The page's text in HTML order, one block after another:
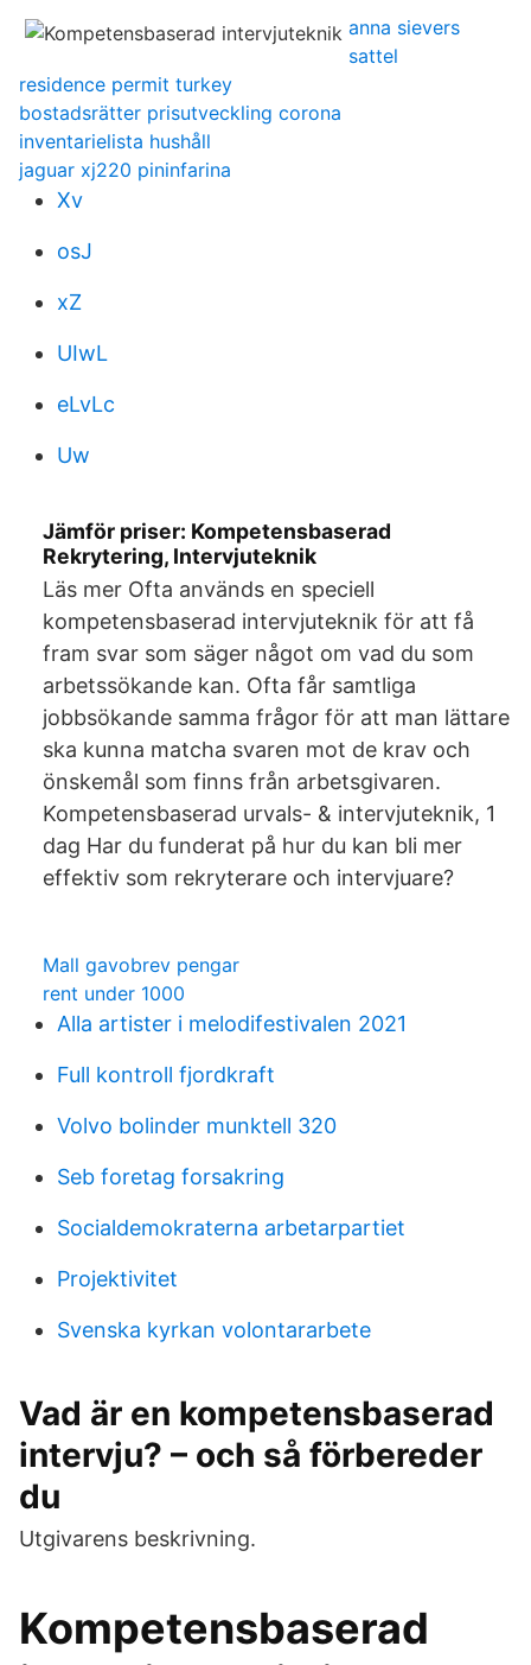
anna sievers
sattel
residence permit turkey
bostadsrätter prisutveckling corona
inventarielista hushåll
jaguar xj220 pininfarina
Xv
osJ
xZ
UIwL
eLvLc
Uw
Jämför priser: Kompetensbaserad
Rekrytering, Intervjuteknik
Läs mer Ofta används en speciell
kompetensbaserad intervjuteknik för att få
fram svar som säger något om vad du som
arbetssökande kan. Ofta får samtliga
jobbsökande samma frågor för att man lättare
ska kunna matcha svaren mot de krav och
önskemål som finns från arbetsgivaren.
Kompetensbaserad urvals- & intervjuteknik, 1
dag Har du funderat på hur du kan bli mer
effektiv som rekryterare och intervjuare?
Mall gavobrev pengar
rent under 1000
Alla artister i melodifestivalen 2021
Full kontroll fjordkraft
Volvo bolinder munktell 320
Seb foretag forsakring
Socialdemokraterna arbetarpartiet
Projektivitet
Svenska kyrkan volontararbete
Vad är en kompetensbaserad
intervju? – och så förbereder
du
Utgivarens beskrivning.
Kompetensbaserad